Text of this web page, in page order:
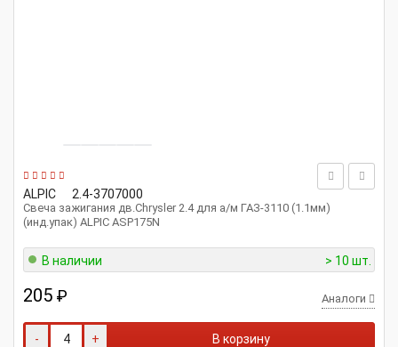
ALPIC 2.4-3707000
Свеча зажигания дв.Chrysler 2.4 для а/м ГАЗ-3110 (1.1мм)
(инд.упак) ALPIC ASP175N
В наличии > 10 шт.
205 ₽ Аналоги
- + В корзину